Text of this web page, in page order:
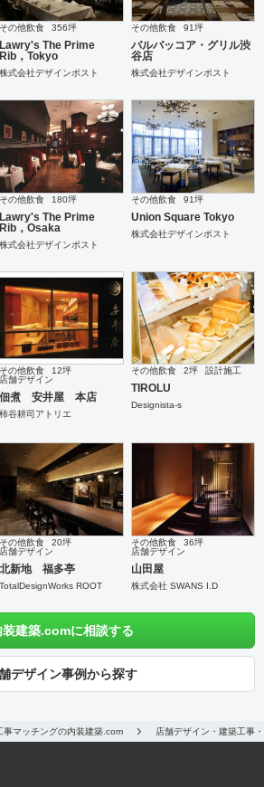
その他飲食 356坪
Lawry's The Prime
Rib，Tokyo
株式会社デザインポスト
その他飲食 91坪
バルバッコア・グリル渋
谷店
株式会社デザインポスト
その他飲食 180坪
Lawry's The Prime
Rib，Osaka
株式会社デザインポスト
その他飲食 91坪
Union Square Tokyo
株式会社デザインポスト
その他飲食
12坪
店舗デザイン
佃煮 安井屋 本店
柿谷耕司アトリエ
その他飲食 2坪 設計施工
TIROLU
Designista-s
その他飲食
20坪
店舗デザイン
北新地 福多亭
TotalDesignWorks ROOT
その他飲食
36坪
店舗デザイン
山田屋
株式会社 SWANS I.D
装建築.comに相談する
デザイン事例から探す
事マッチングの内装建築.com 店舗デザイン・建築工事